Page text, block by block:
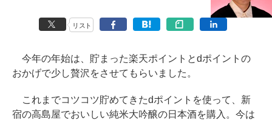
リスト
今年の年始は、貯まった楽天ポイントとdポイントの
おかげで少し贅沢をさせてもらいました。
これまでコツコツ貯めてきたdポイントを使って、新
宿の高島屋でおいしい純米大吟醸の日本酒を購入。今は